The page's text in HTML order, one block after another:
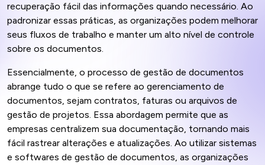
recuperação fácil das informações quando necessário. Ao
padronizar essas práticas, as organizações podem melhorar
seus fluxos de trabalho e manter um alto nível de controle
sobre os documentos.
Essencialmente, o processo de gestão de documentos
abrange tudo o que se refere ao gerenciamento de
documentos, sejam contratos, faturas ou arquivos de
gestão de projetos. Essa abordagem permite que as
empresas centralizem sua documentação, tornando mais
fácil rastrear alterações e atualizações. Ao utilizar sistemas
e softwares de gestão de documentos, as organizações